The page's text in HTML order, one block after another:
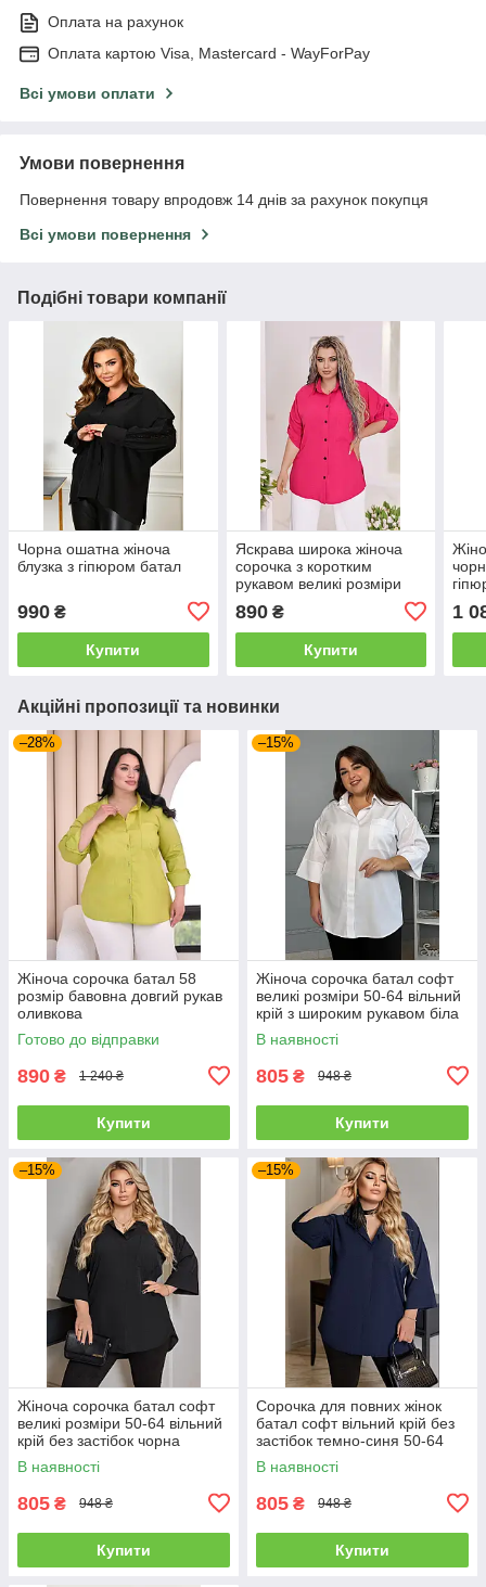
Оплата на рахунок
Оплата картою Visa, Mastercard - WayForPay
Всі умови оплати
Умови повернення
Повернення товару впродовж 14 днів за рахунок покупця
Всі умови повернення
Подібні товари компанії
Чорна ошатна жіноча
блузка з гіпюром батал
990 ₴
Купити
Яскрава широка жіноча
сорочка з коротким
рукавом великі розміри
890₴
Купити
1
Акційні пропозиції та новинки
–28%
Жіноча сорочка батал 58
розмір бавовна довгий рукав
оливкова
Готово до відправки
890 ₴ 1 240 ₴
Купити
–15%
Жіноча сорочка батал софт
великі розміри 50-64 вільний
крій з широким рукавом біла
В наявності
805 ₴ 948 ₴
Купити
–15%
Жіноча сорочка батал софт
великі розміри 50-64 вільний
крій без застібок чорна
В наявності
805 ₴ 948 ₴
Купити
–15%
Сорочка для повних жінок
батал софт вільний крій без
застібок темно-синя 50-64
В наявності
805 ₴ 948 ₴
Купити